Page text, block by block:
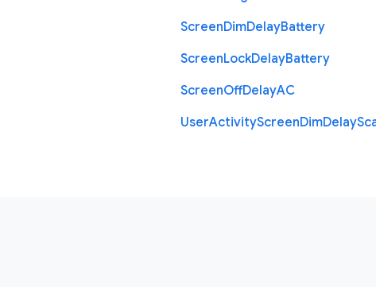
ScreenDimDelayBattery
ScreenLockDelayBattery
ScreenOffDelayAC
UserActivityScreenDimDelay